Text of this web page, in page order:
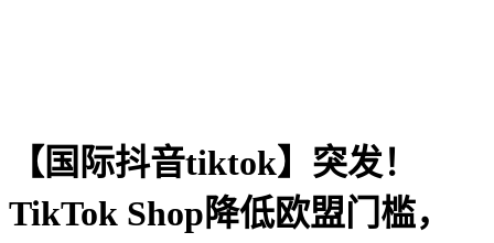
【国际抖音tiktok】突发！
TikTok Shop降低欧盟门槛，